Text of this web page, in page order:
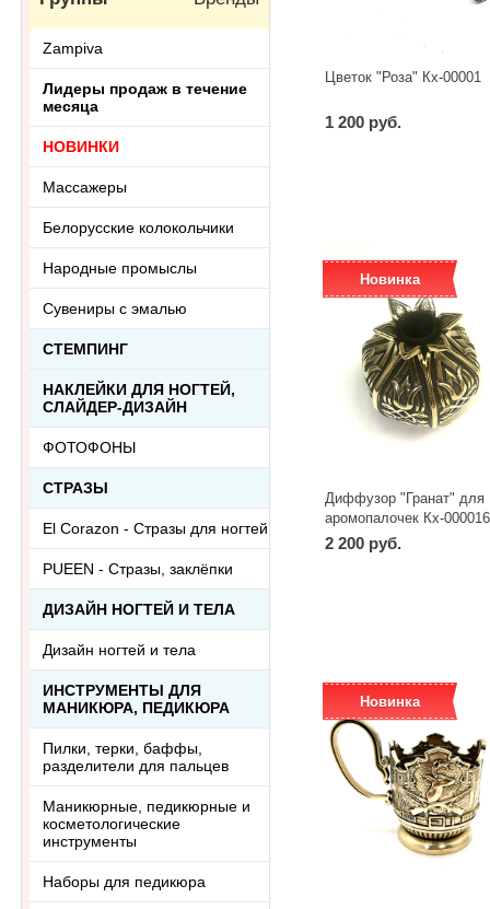
Цветок "Роза" Кх-00001
1 200 руб.
Новинка
Диффузор "Гранат" для
аромопалочек Кх-000016
2 200 руб.
Новинка
Zampiva
Лидеры продаж в течение
месяца
НОВИНКИ
Массажеры
Белорусские колокольчики
Народные промыслы
Сувениры с эмалью
СТЕМПИНГ
НАКЛЕЙКИ ДЛЯ НОГТЕЙ,
СЛАЙДЕР-ДИЗАЙН
ФОТОФОНЫ
СТРАЗЫ
El Corazon - Стразы для ногтей
PUEEN - Cтразы, заклёпки
ДИЗАЙН НОГТЕЙ И ТЕЛА
Дизайн ногтей и тела
ИНСТРУМЕНТЫ ДЛЯ
МАНИКЮРА, ПЕДИКЮРА
Пилки, терки, баффы,
разделители для пальцев
Маникюрные, педикюрные и
косметологические
инструменты
Наборы для педикюра